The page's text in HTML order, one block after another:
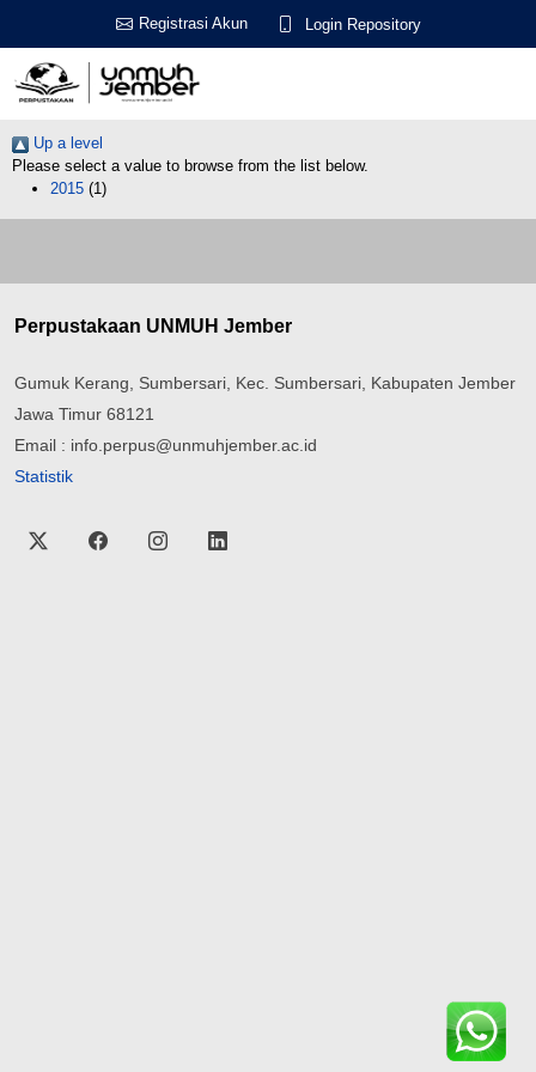
Registrasi Akun Login Repository
Up a level
Please select a value to browse from the list below.
2015 (1)
Perpustakaan UNMUH Jember
Gumuk Kerang, Sumbersari, Kec. Sumbersari, Kabupaten Jember
Jawa Timur 68121
Email : info.perpus@unmuhjember.ac.id
Statistik